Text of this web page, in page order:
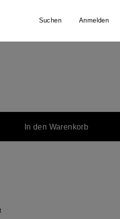
Suchen Anmelden
verfügbar.)
In den Warenkorb